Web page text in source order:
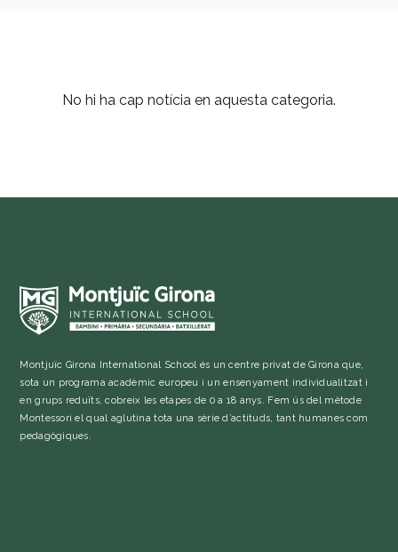
No hi ha cap notícia en aquesta categoria.
Montjuïc Girona International School és un centre privat de Girona que,
sota un programa acadèmic europeu i un ensenyament individualitzat i
en grups reduïts, cobreix les etapes de 0 a 18 anys. Fem ús del mètode
Montessori el qual aglutina tota una sèrie d’actituds, tant humanes com
pedagògiques.